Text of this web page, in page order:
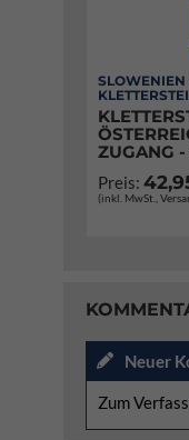
ZUGANG
Preis:
(inkl. MwSt.,
Neuer
Zum